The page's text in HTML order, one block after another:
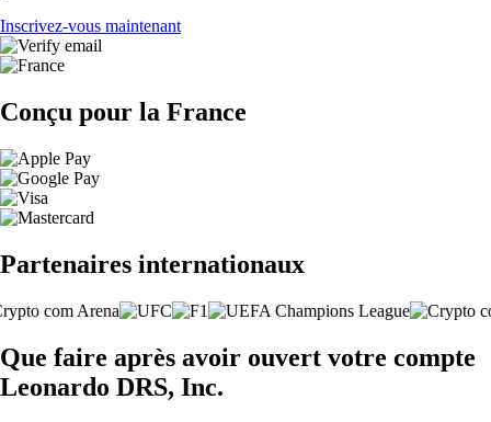
Inscrivez-vous maintenant
Conçu pour la France
Partenaires internationaux
Que faire après avoir ouvert votre compte
Leonardo DRS, Inc.